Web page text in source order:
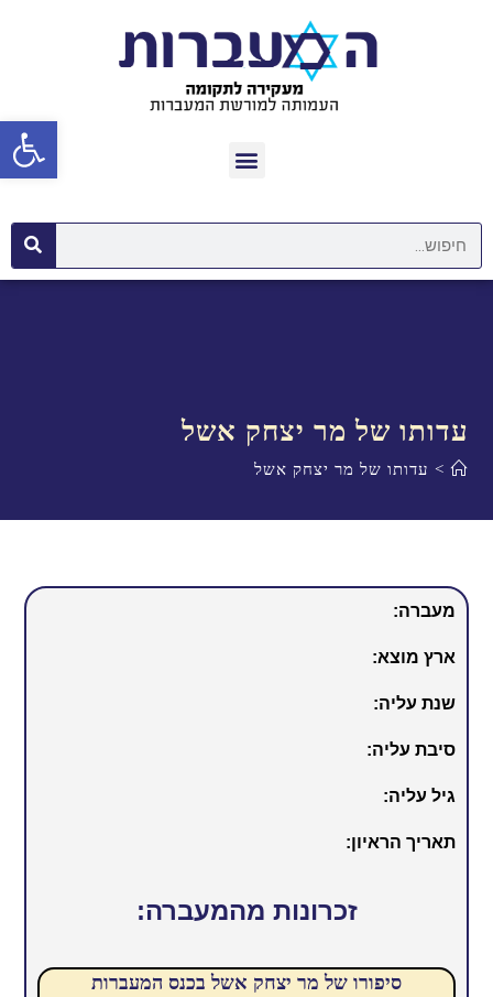
עדותו של מר יצחק אשל
> עדותו של מר יצחק אשל
מעברה:
ארץ מוצא:
שנת עליה:
סיבת עליה:
גיל עליה:
תאריך הראיון:
זכרונות מהמעברה:
סיפורו של מר יצחק אשל בכנס המעברות
פתח סרגל נגישות